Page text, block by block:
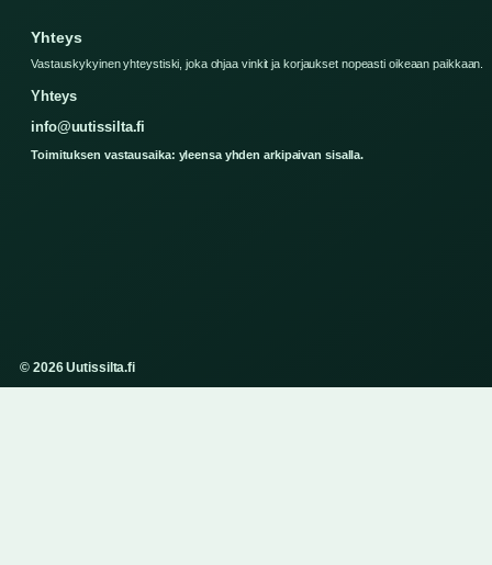
Yhteys
Vastauskykyinen yhteystiski, joka ohjaa vinkit ja korjaukset nopeasti oikeaan paikkaan.
Yhteys
info@uutissilta.fi
Toimituksen vastausaika: yleensa yhden arkipaivan sisalla.
© 2026 Uutissilta.fi